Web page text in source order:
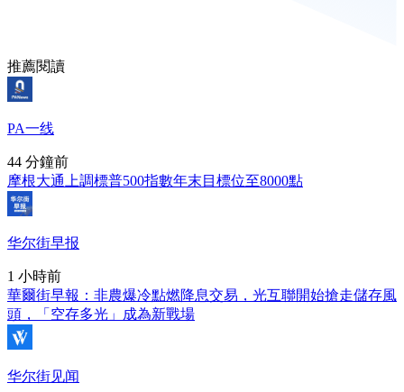
推薦閱讀
PA一线
44 分鐘前
摩根大通上調標普500指數年末目標位至8000點
华尔街早报
1 小時前
華爾街早報：非農爆冷點燃降息交易，光互聯開始搶走儲存風
頭，「空存多光」成為新戰場
华尔街见闻